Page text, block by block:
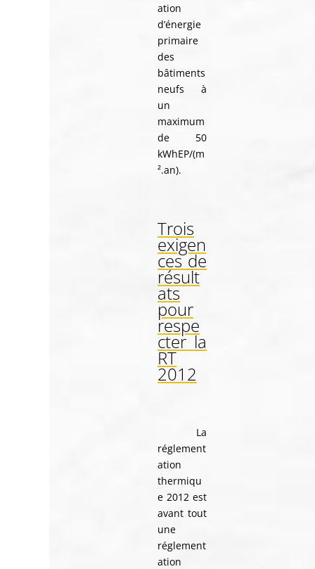
ation
d’énergie
primaire
des
bâtiments
neufs à
un
maximum
de 50
kWhEP/(m
².an).
Trois
exigen
ces de
résult
ats
pour
respe
cter la
RT
2012
La
réglement
ation
thermiqu
e 2012 est
avant tout
une
réglement
ation